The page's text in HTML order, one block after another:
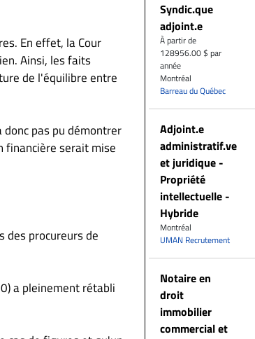
En effet, la Cour
Ainsi, les faits
de l'équilibre entre
pas pu démontrer
financière serait mise
des procureurs de
a pleinement rétabli
Syndic.que
adjoint.e
À partir de
128956.00 $ par
année
Montréal
Barreau du Québec
Adjoint.e
administratif.ve
et juridique -
Propriété
intellectuelle -
Hybride
Montréal
UMAN Recrutement
Notaire en
droit
immobilier
commercial et